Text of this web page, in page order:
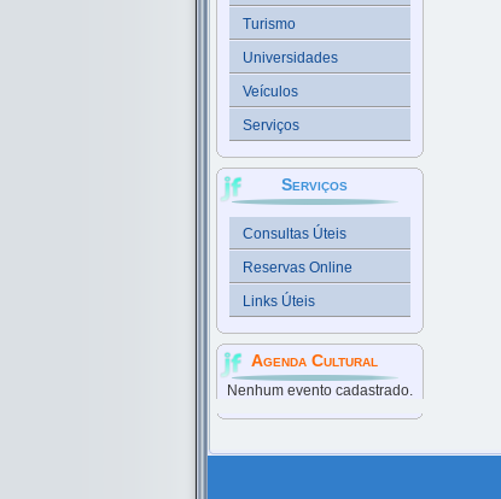
Turismo
Universidades
Veículos
Serviços
Serviços
Consultas Úteis
Reservas Online
Links Úteis
Agenda Cultural
Nenhum evento cadastrado.